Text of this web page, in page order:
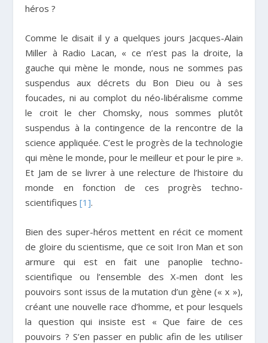
héros ?
Comme le disait il y a quelques jours Jacques-Alain
Miller à Radio Lacan, « ce n’est pas la droite, la
gauche qui mène le monde, nous ne sommes pas
suspendus aux décrets du Bon Dieu ou à ses
foucades, ni au complot du néo-libéralisme comme
le croit le cher Chomsky, nous sommes plutôt
suspendus à la contingence de la rencontre de la
science appliquée. C’est le progrès de la technologie
qui mène le monde, pour le meilleur et pour le pire ».
Et Jam de se livrer à une relecture de l’histoire du
monde en fonction de ces progrès techno-
scientifiques[1].
Bien des super-héros mettent en récit ce moment
de gloire du scientisme, que ce soit Iron Man et son
armure qui est en fait une panoplie techno-
scientifique ou l’ensemble des X-men dont les
pouvoirs sont issus de la mutation d’un gène (« x »),
créant une nouvelle race d’homme, et pour lesquels
la question qui insiste est « Que faire de ces
pouvoirs ? S’en passer en public afin de les utiliser